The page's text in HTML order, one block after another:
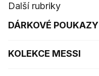
Další rubriky
DÁRKOVÉ POUKAZY
KOLEKCE MESSI